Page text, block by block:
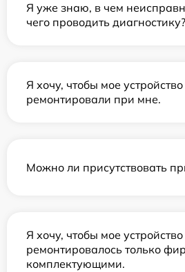
Я уже знаю, в чем
чего проводить диагностику?
Я хочу, чтобы мое устройство
ремонтировали при мне.
Можно ли присутствовать
Я хочу, чтобы мое
ремонтировалось только
комплектующими.